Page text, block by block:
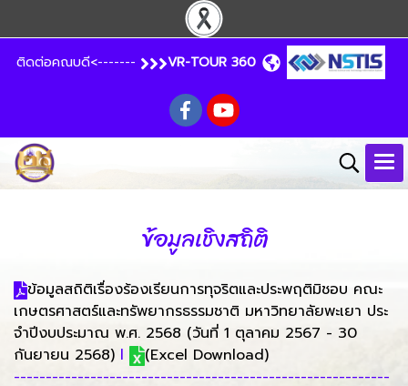
ติดต่อคณบดี<------- VR-TOUR 360
ข้อมูลเชิงสถิติ
ข้อมูลสถิติเรื่องร้องเรียนการทุจริตและประพฤติมิชอบ คณะ
เกษตรศาสตร์และทรัพยากรธรรมชาติ มหาวิทยาลัยพะเยา ประ
จําปีงบประมาณ พ.ศ. 2568 (วันที่ 1 ตุลาคม 2567 - 30
กันยายน 2568) l
(Excel Download)
-----------------------------------------------------------